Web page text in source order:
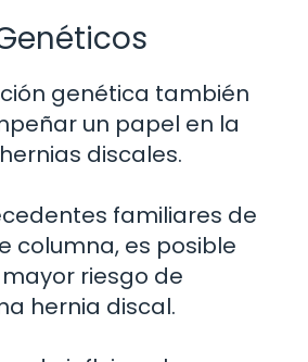
genética también
un papel en la
discales.
familiares de
columna, es posible
riesgo de
hernia discal.